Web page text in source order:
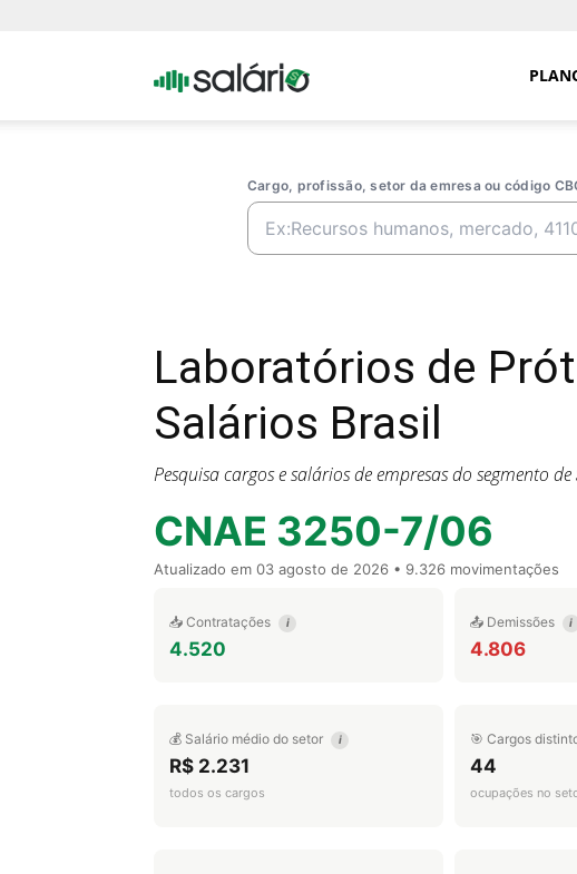
Portal
Cargo, profissão, setor da emresa ou código
Laboratórios de
Salários Brasil
Pesquisa cargos e salários de empresas do segmento de
CNAE 3250-7/06
Atualizado em 03 agosto de 2026 • 9.326 movimentações
📥 Contratações i
4.520
📤 Demissões i
4.806
💰 Salário médio do setor i
R$ 2.231
todos os cargos
🎯 Cargos
44
ocupações no